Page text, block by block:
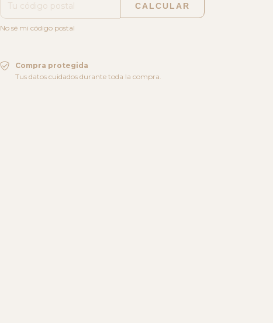
CALCULAR
No sé mi código postal
Compra protegida
Tus datos cuidados durante toda la compra.